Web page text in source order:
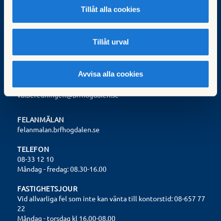
Tillåt alla cookies
Tillåt urval
Avvisa alla cookies
Trollesundsvägen 108
styrelsen@brfhogdalen.se
valberedningen@brfhogdalen.se
FELANMÄLAN
felanmalan.brfhogdalen.se
TELEFON
08-33 12 10
Måndag - fredag: 08.30-16.00
FASTIGHETSJOUR
Vid allvarliga fel som inte kan vänta till kontorstid: 08-657 77
22
Måndag - torsdag kl 16.00-08.00